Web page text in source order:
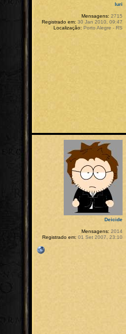
Iuri
Mensagens: 2715
Registrado em: 30 Jan 2010, 09:47
Localização: Porto Alegre - RS
Deicide
Mensagens: 2014
Registrado em: 01 Set 2007, 23:10